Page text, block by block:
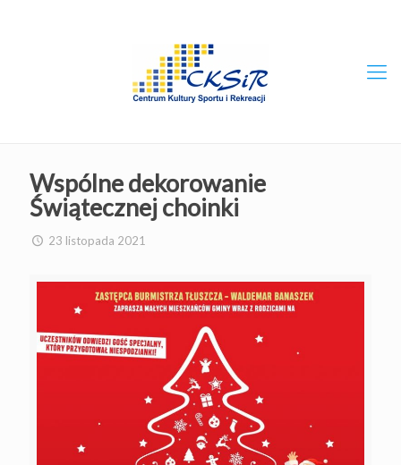
Wspólne dekorowanie
Świątecznej choinki
23 listopada 2021